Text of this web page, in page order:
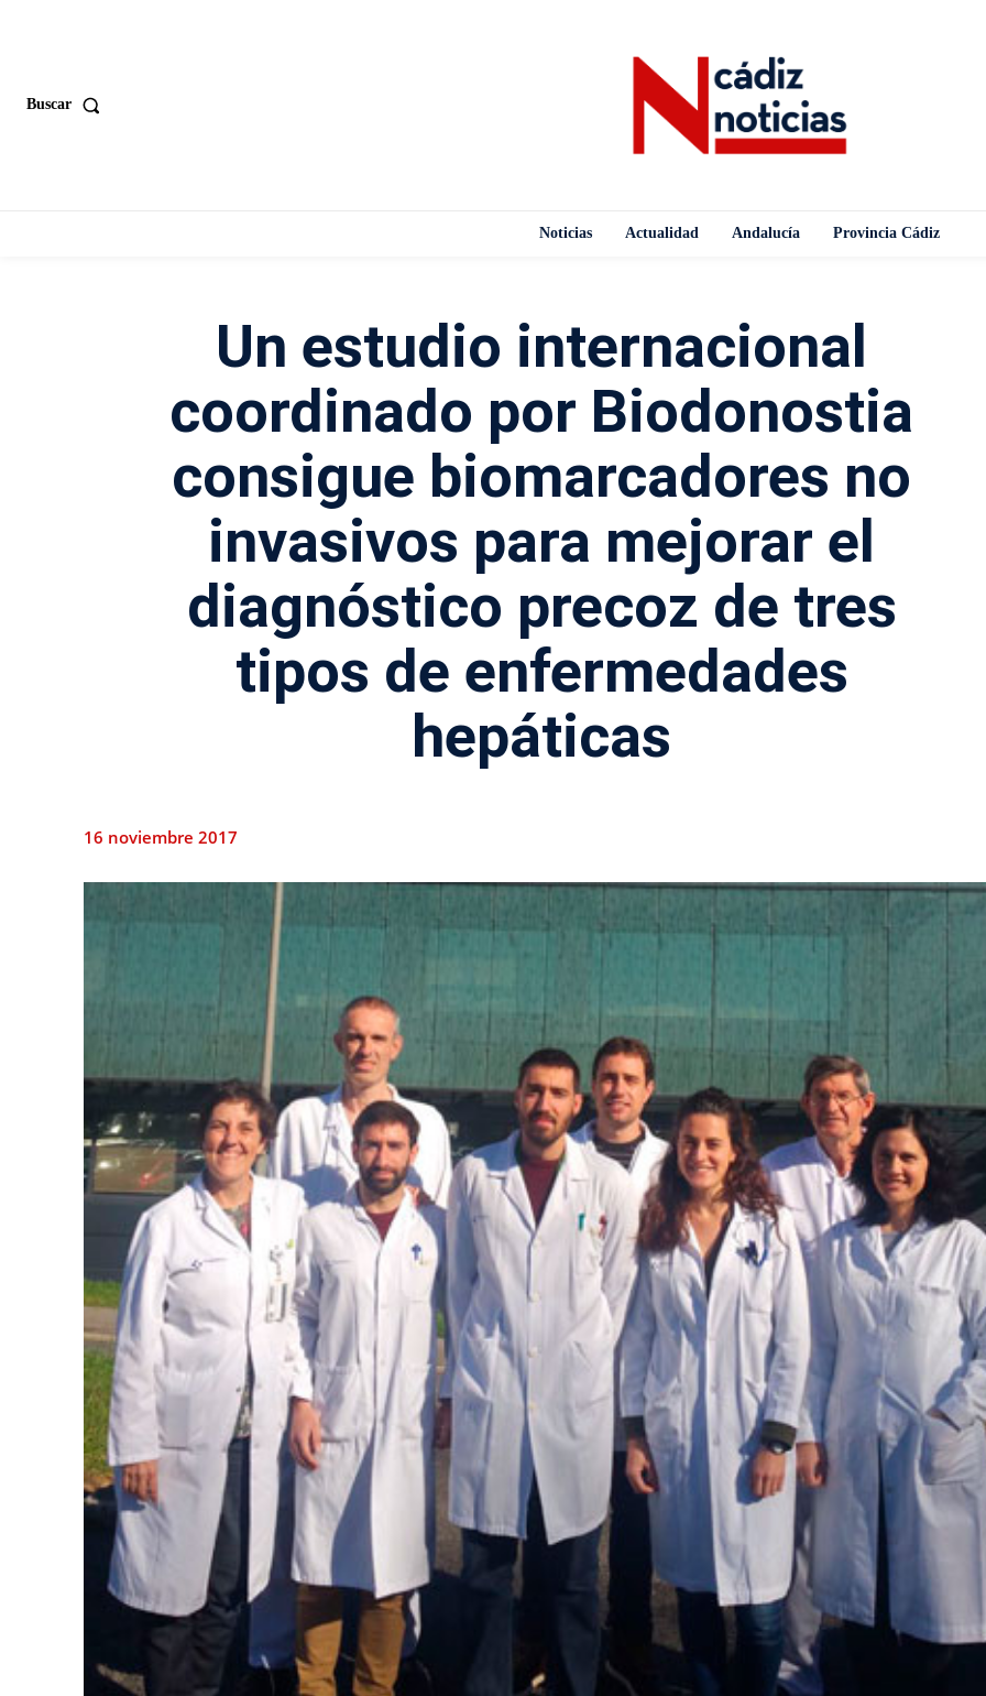
Buscar
Noticias Actualidad Andalucía Provincia Cádiz
Un estudio internacional
coordinado por Biodonostia
consigue biomarcadores no
invasivos para mejorar el
diagnóstico precoz de tres
tipos de enfermedades
hepáticas
16 noviembre 2017